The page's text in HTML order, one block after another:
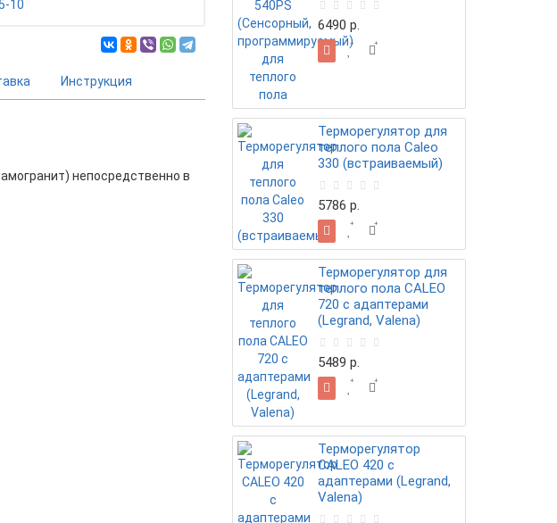
10
Инструкция
непосредственно в
6490 р.
Терморегулятор для
теплого пола Caleo
330 (встраиваемый)
5786 р.
Терморегулятор для
теплого пола CALEO
720 с адаптерами
(Legrand, Valena)
5489 р.
Терморегулятор
CALEO 420 с
адаптерами (Legrand,
Valena)